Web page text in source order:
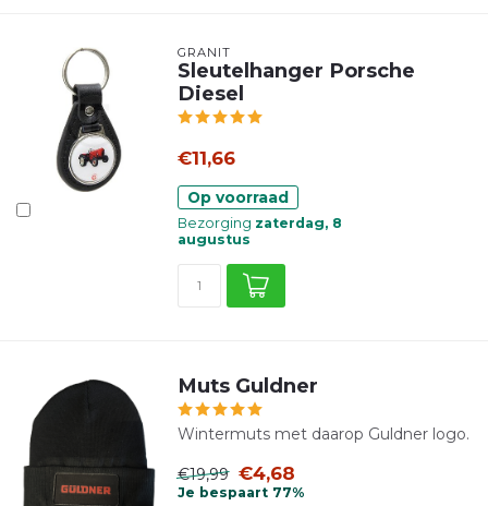
GRANIT
Sleutelhanger Porsche
Diesel
€11,66
Op voorraad
Bezorging zaterdag, 8
augustus
Muts Guldner
Wintermuts met daarop Guldner logo.
€19,99 €4,68
Je bespaart 77%